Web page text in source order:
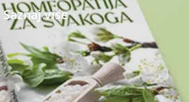
Saznaj više